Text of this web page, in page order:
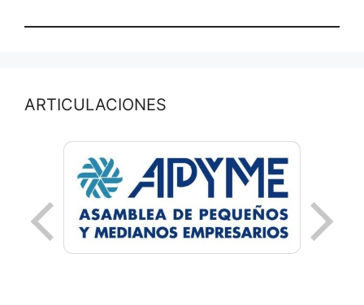
ARTICULACIONES